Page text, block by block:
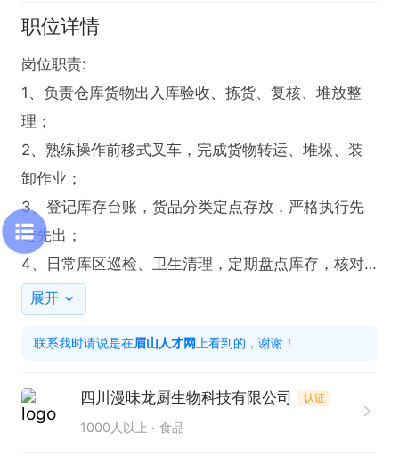
职位详情
岗位职责:
1、负责仓库货物出入库验收、拣货、复核、堆放整
理；
2、熟练操作前移式叉车，完成货物转运、堆垛、装
卸作业；
3、登记库存台账，货品分类定点存放，严格执行先
进先出；
4、日常库区巡检、卫生清理，定期盘点库存，核对
账实数据；
级交办临时工作。
1、有仓库工作经验优先，熟练驾驶高位叉车；
2.  有高位叉车证优先；
展开
联系我时请说是在眉山人才网 上看到的，谢谢！
四川漫味龙厨生物科技有限公司 认证
1000人以上 食品